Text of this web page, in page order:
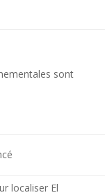
sont
localiser El